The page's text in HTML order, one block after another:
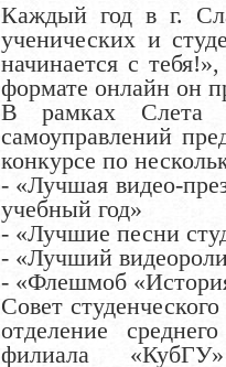
Каждый год в г.
ученических и
начинается с тебя!»,
формате онлайн он
В рамках Слета
самоуправлений
конкурсе по
- «Лучшая видео-
учебный год»
- «Лучшие песни
- «Лучший
- «Флешмоб
Совет
отделение
филиала «КубГУ»